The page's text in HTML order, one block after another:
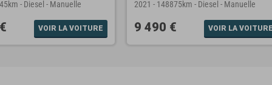
- Diesel - Manuelle
VOIR LA VOITURE
2021 - 148875km - Diesel - Manuelle
9 490 € VOIR LA VOITURE